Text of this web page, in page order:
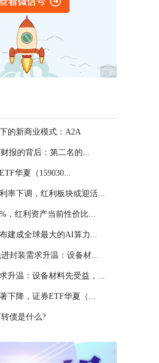
的新商业模式：A2A
报的背后：第二名的...
华夏（159030...
率下调，红利板块或迎活...
，红利资产当前性价比...
建成全球最大的AI算力...
封装需求升温：设备材...
升温：设备材料先受益，...
下降，证券ETF华夏（...
债是什么?